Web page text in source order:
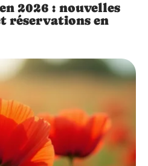
2026 : nouvelles
réservations en